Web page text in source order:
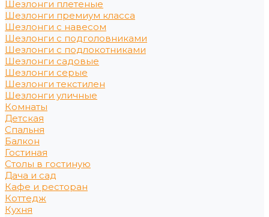
Шезлонги плетеные
Шезлонги премиум класса
Шезлонги с навесом
Шезлонги с подголовниками
Шезлонги с подлокотниками
Шезлонги садовые
Шезлонги серые
Шезлонги текстилен
Шезлонги уличные
Комнаты
Детская
Спальня
Балкон
Гостиная
Столы в гостиную
Дача и сад
Кафе и ресторан
Коттедж
Кухня